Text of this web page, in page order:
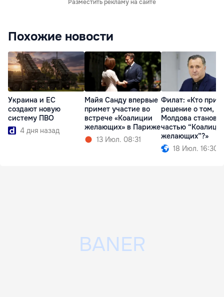
Разместить рекламу на сайте
Похожие новости
Украина и ЕС
создают новую
систему ПВО
4 дня назад
Майя Санду впервые
примет участие во
встрече «Коалиции
желающих» в Париже
13 Июл. 08:31
Филат: «Кто
решение о том,
Молдова
частью
желающих”?»
18 Июл. 16:30